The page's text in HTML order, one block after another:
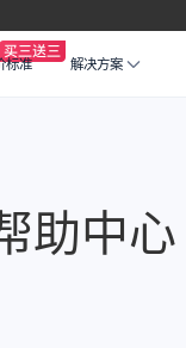
标准 解决方案
助中心